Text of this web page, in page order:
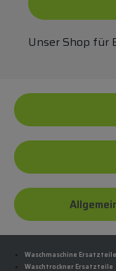
Unser Shop für
Waschmaschine Ersatzteile
Waschtrockner Ersatzteile